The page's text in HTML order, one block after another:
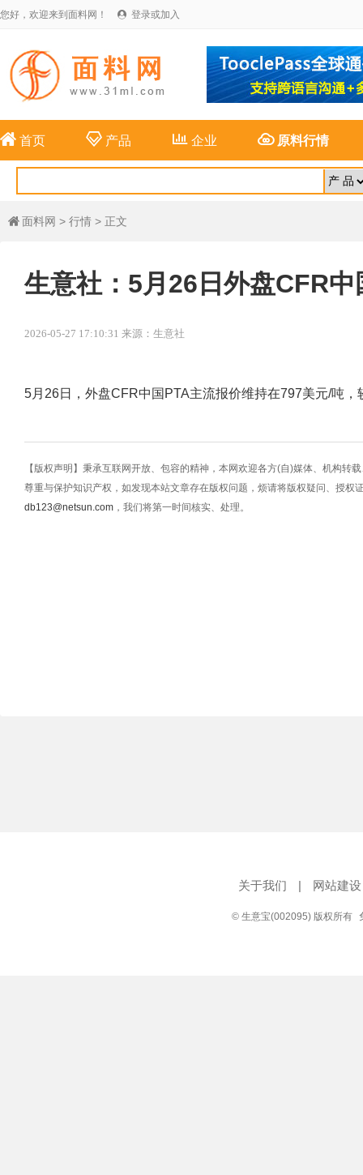
您好，欢迎来到面料网！  登录或加入
 首页 产品 企业 原料行情
 面料网 > 行情 > 正文
生意社：5月26日外盘CFR
2026-05-27 17:10:31 来源：生意社
5月26日，外盘CFR中国PTA主流报价维持在797美元/吨
【版权声明】秉承互联网开放、包容的精神，本网欢迎各方(自)媒体、机构转
尊重与保护知识产权，如发现本站文章存在版权问题，烦请将版权疑问、授权
db123@netsun.com ，我们将第一时间核实、处理。
关于我们 | 网站建设
© 生意宝(002095) 版权所有